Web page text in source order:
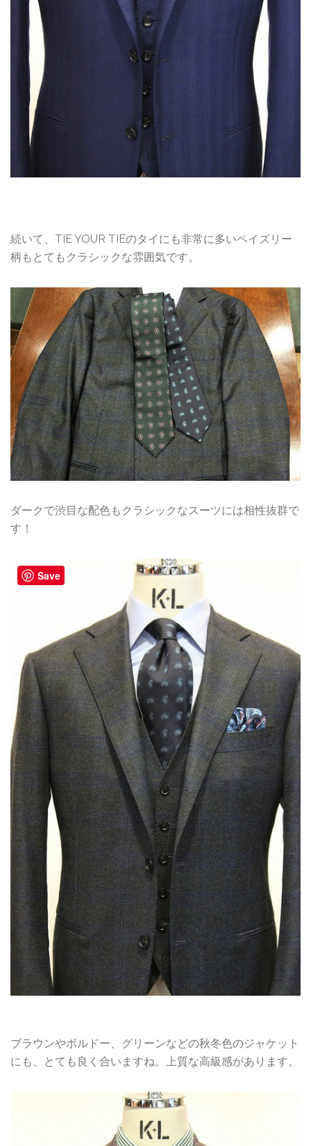
続いて、TIE YOUR TIEのタイにも非常に多いペイズリー
柄もとてもクラシックな雰囲気です。
ダークで渋目な配色もクラシックなスーツには相性抜群で
す！
ブラウンやボルドー、グリーンなどの秋冬色のジャケット
にも、とても良く合いますね。上質な高級感があります。
Save